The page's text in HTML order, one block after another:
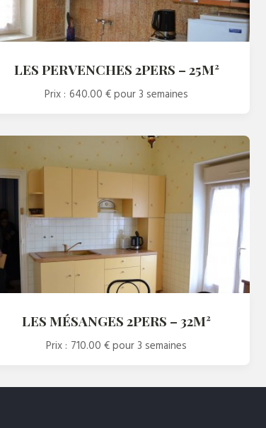
LES PERVENCHES 2PERS – 25M²
Prix : 640.00 €pour 3 semaines
LES MÉSANGES 2PERS – 32M²
Prix : 710.00 €pour 3 semaines